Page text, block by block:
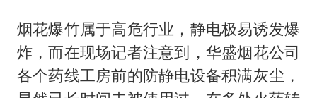
烟花爆竹属于高危行业，静电极易诱发爆
炸，而在现场记者注意到，华盛烟花公司
各个药线工房前的防静电设备积满灰尘，